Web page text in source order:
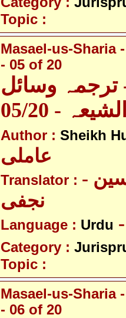
Topic :
Masael-us-Sharia
- 05 of 20
ترجمہ وسائل
الشیعہ - 05/20
Author : Sheikh
عاملی
Translator : - آیت اللہ محّمد حسین
نجفی
Language : Urdu
Category :
Topic :
Masael-us-Sharia
- 06 of 20